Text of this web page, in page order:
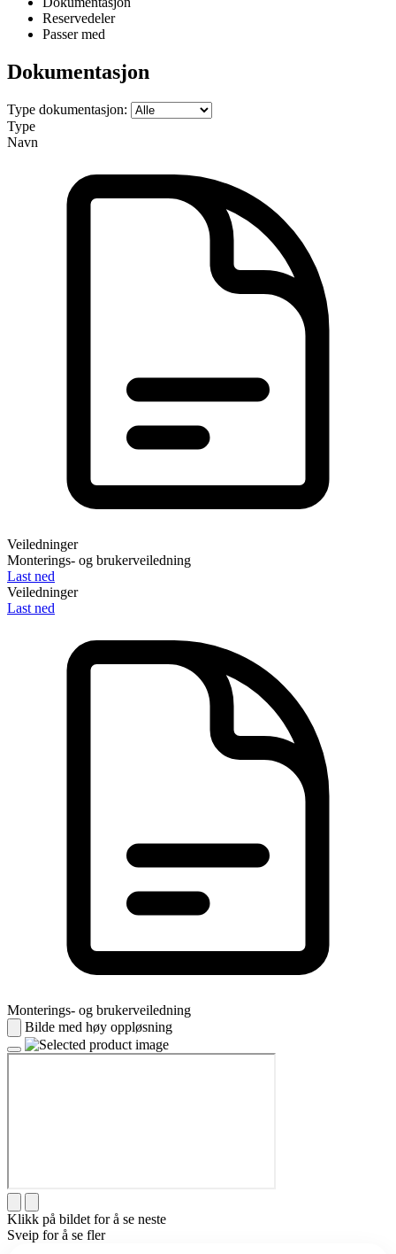
Reservedeler
Passer med
Dokumentasjon
Type dokumentasjon:
Type
Navn
Veiledninger
Monterings- og brukerveiledning
Last ned
Veiledninger
Last ned
Monterings- og brukerveiledning
Bilde med høy oppløsning
Klikk på bildet for å se neste
Sveip for å se fler